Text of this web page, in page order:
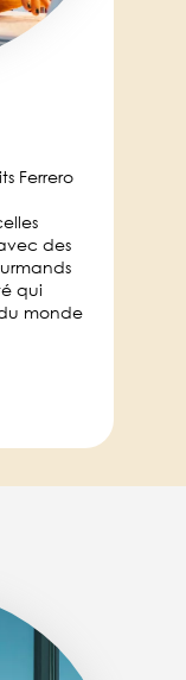
Ferrero
des
qui
monde